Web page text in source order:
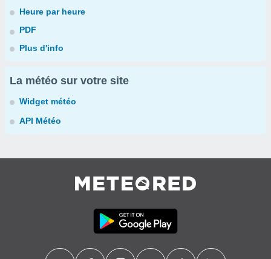
Heure par heure
PDF
Plus d'info
La météo sur votre site
Widget météo
API Météo